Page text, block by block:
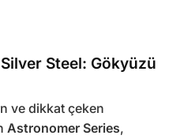
Steel: Gökyüzü
ve dikkat çeken
Astronomer Series,